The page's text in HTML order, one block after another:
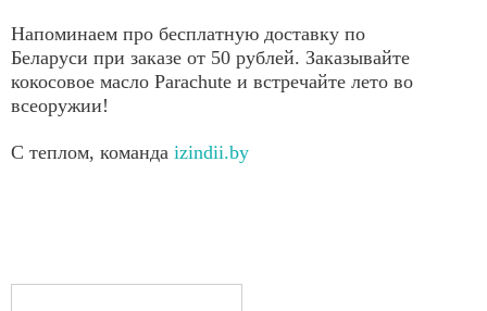
Напоминаем про бесплатную доставку по
Беларуси при заказе от 50 рублей. Заказывайте
кокосовое масло Parachute и встречайте лето во
всеоружии!
С теплом, команда izindii.by